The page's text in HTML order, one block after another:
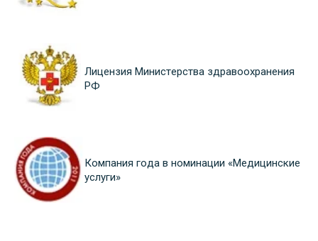
Лицензия Министерства здравоохранения
РФ
Компания года в номинации «Медицинские
услуги»